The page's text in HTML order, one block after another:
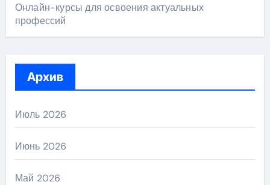
Онлайн-курсы для освоения актуальных
профессий
Архив
Июль 2026
Июнь 2026
Май 2026